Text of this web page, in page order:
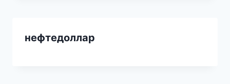
нефтедоллар